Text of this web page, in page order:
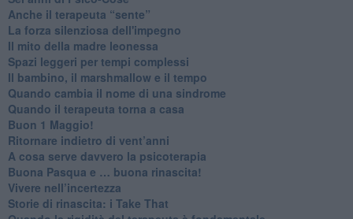
​Anche il terapeuta “sente”
​La forza silenziosa dell'impegno
​Il mito della madre leonessa
Spazi leggeri per tempi complessi
Il bambino, il marshmallow e il tempo
​Quando cambia il nome di una sindrome
​Quando il terapeuta torna a casa
​Buon 1 Maggio!
Ritornare indietro di vent’anni
​A cosa serve davvero la psicoterapia
​Buona Pasqua e … buona rinascita!
​Vivere nell’incertezza
​Storie di rinascita: i Take That